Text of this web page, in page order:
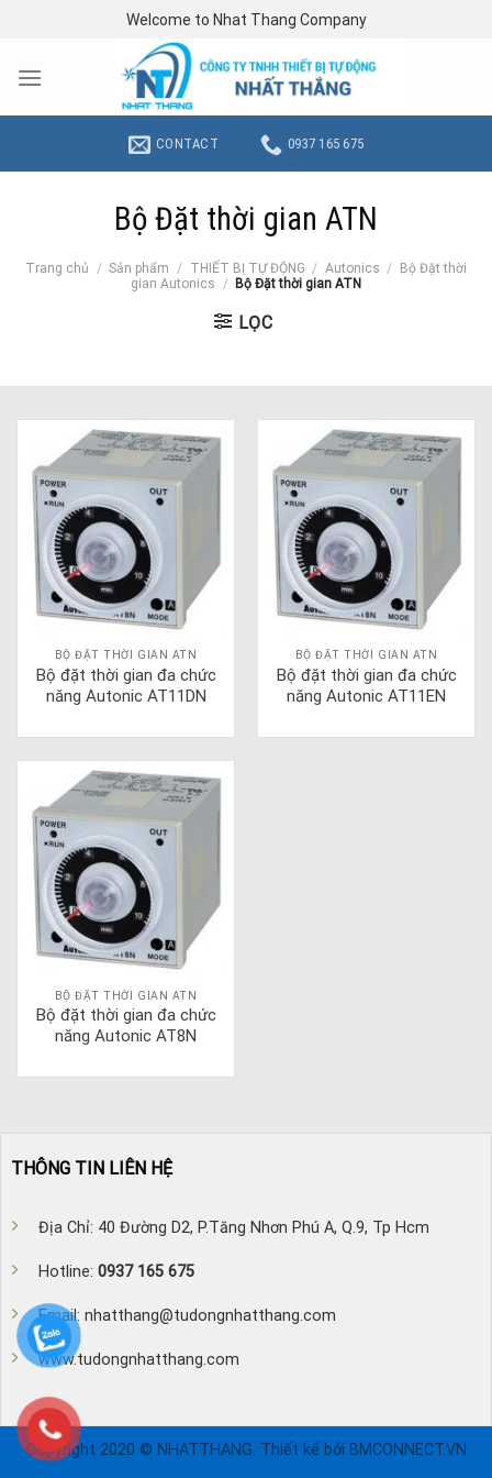
content
Welcome to Nhat Thang Company
CONTACT 0937 165 675
Bộ Đặt thời gian ATN
Trang chủ / Sản phẩm / THIẾT BỊ TỰ ĐỘNG / Autonics /
Bộ Đặt thời
gian Autonics / Bộ Đặt thời gian ATN
LỌC
BỘ ĐẶT THỜI GIAN ATN
Bộ đặt thời gian đa chức
năng Autonic AT11DN
BỘ ĐẶT THỜI GIAN ATN
Bộ đặt thời gian đa chức
năng Autonic AT11EN
BỘ ĐẶT THỜI GIAN ATN
Bộ đặt thời gian đa chức
năng Autonic AT8N
THÔNG TIN LIÊN HỆ
Địa Chỉ: 40 Đường D2, P.Tăng Nhơn Phú A, Q.9, Tp Hcm
Hotline: 0937 165 675
Email: nhatthang@tudongnhatthang.com
www.tudongnhatthang.com
Copyright 2020 © NHATTHANG. Thiết kế bởi BMCONNECT.VN